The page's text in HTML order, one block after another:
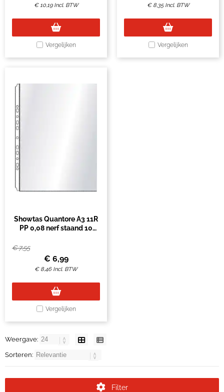
€10,19 Incl. BTW
Vergelijken
€ 8,35 Incl. BTW
Vergelijken
Showtas Quantore A3 11R
PP 0,08 nerf staand 10
€7,55
€ 6,99
€ 8,46 Incl. BTW
Vergelijken
Weergave:
Sorteren:
Filter